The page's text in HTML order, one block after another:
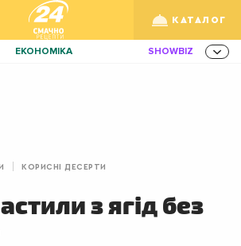
КАТАЛОГ
ЕКОНОМІКА SHOWBIZ
ІДЕЇ
MEN НЕРУХОМІСТЬ
КОРИСНІ ДЕСЕРТИ
з ягід без